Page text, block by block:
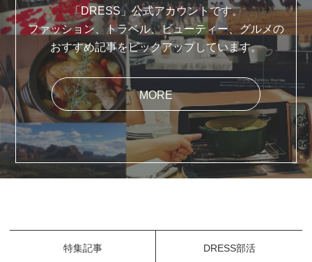
「DRESS」公式アカウントです。
ファッション、トラベル、ビューティー、グルメの
おすすめ記事をピックアップしています。
MORE
特集記事 DRESS部活